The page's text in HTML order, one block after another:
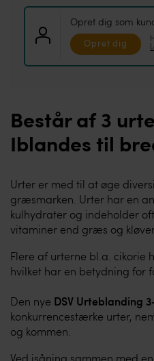
Opret dig som
Opret dig
Består af 3
Iblandes til
Urter er med til at øge
græsmarken. Urter har en
kulhydrater og indeholder
vitaminer end græs og
Flere af urterne bl.a. cikorie
hvilket har en betydning for
Den nye DSV Urteblanding
konkurrencestærke urter,
og kommen.